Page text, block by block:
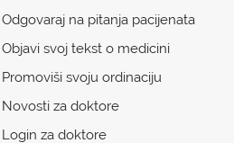
Odgovaraj na pitanja pacijenata
Objavi svoj tekst o medicini
Promoviši svoju ordinaciju
Novosti za doktore
Login za doktore